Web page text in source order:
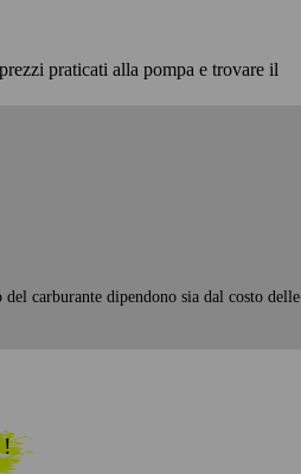
praticati alla pompa e trovare il
carburante dipendono sia dal costo delle
!